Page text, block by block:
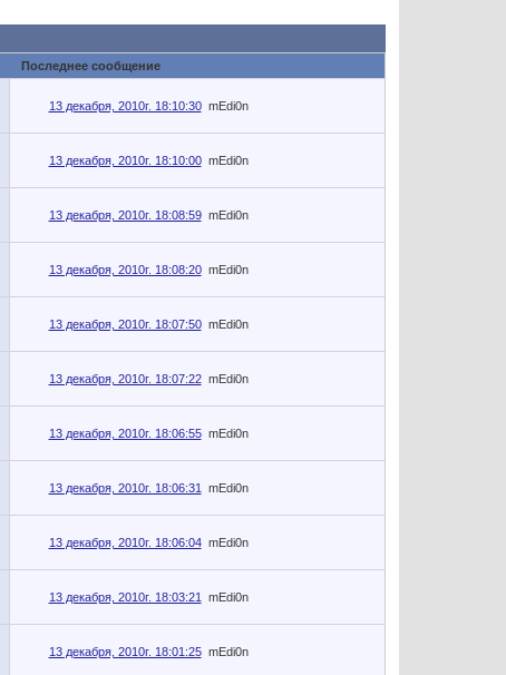
Последнее сообщение
13 декабря, 2010г. 18:10:30 mEdi0n
13 декабря, 2010г. 18:10:00 mEdi0n
13 декабря, 2010г. 18:08:59 mEdi0n
13 декабря, 2010г. 18:08:20 mEdi0n
13 декабря, 2010г. 18:07:50 mEdi0n
13 декабря, 2010г. 18:07:22 mEdi0n
13 декабря, 2010г. 18:06:55 mEdi0n
13 декабря, 2010г. 18:06:31 mEdi0n
13 декабря, 2010г. 18:06:04 mEdi0n
13 декабря, 2010г. 18:03:21 mEdi0n
13 декабря, 2010г. 18:01:25 mEdi0n